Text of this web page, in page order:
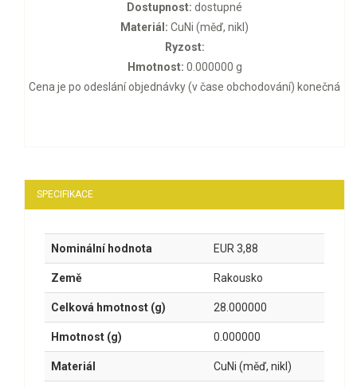
Dostupnost: dostupné
Materiál: CuNi (měď, nikl)
Ryzost:
Hmotnost: 0.000000 g
Cena je po odeslání objednávky (v čase obchodování) konečná
SPECIFIKACE
Nominální hodnota EUR 3,88
Země Rakousko
Celková hmotnost (g) 28.000000
Hmotnost (g) 0.000000
Materiál CuNi (měď, nikl)